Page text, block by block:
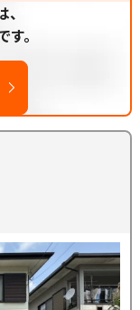
。